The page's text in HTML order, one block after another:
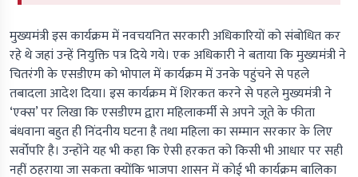
मुख्यमंत्री इस कार्यक्रम में नवचयनित सरकारी अधिकारियों को संबोधित कर
रहे थे जहां उन्हें नियुक्ति पत्र दिये गये। एक अधिकारी ने बताया कि मुख्यमंत्री ने
चितरंगी के एसडीएम को भोपाल में कार्यक्रम में उनके पहुंचने से पहले
तबादला आदेश दिया। इस कार्यक्रम में शिरकत करने से पहले मुख्यमंत्री ने
‘एक्स’ पर लिखा कि एसडीएम द्वारा महिलाकर्मी से अपने जूते के फीता
बंधवाना बहुत ही निंदनीय घटना है तथा महिला का सम्मान सरकार के लिए
सर्वोपरि है। उन्होंने यह भी कहा कि ऐसी हरकत को किसी भी आधार पर सही
नहीं ठहराया जा सकता क्योंकि भाजपा शासन में कोई भी कार्यक्रम बालिका